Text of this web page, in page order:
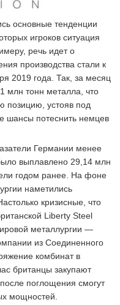
основные тенденции
игроков ситуация
речь идет о
производства стали к
2019 года. Так, за месяц
млн тонн металла, что
позицию, устояв под
шансы потеснить немцев
Германии менее
выплавлено 29,14 млн
годом ранее. На фоне
наметились
кризисные, что
Liberty Steel
металлургии —
из Соединенного
комбинат в
британцы закупают
поглощения смогут
мощностей.